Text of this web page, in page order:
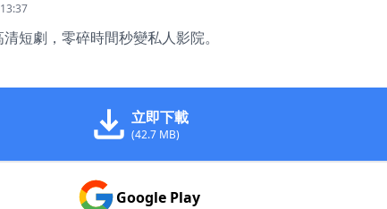
短劇，零碎時間秒變私人影院。
立即下載
(42.7 MB)
Google Play